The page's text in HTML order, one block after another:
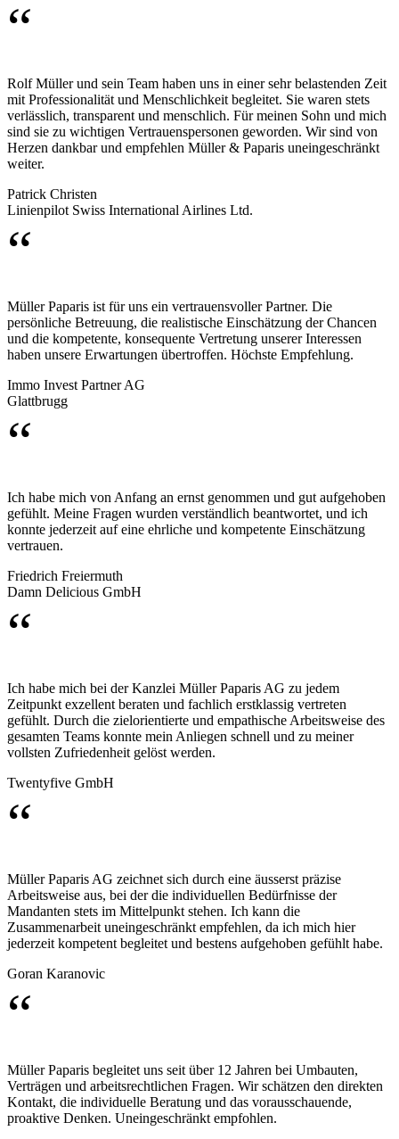
“
Rolf Müller und sein Team haben uns in einer sehr belastenden Zeit
mit Professionalität und Menschlichkeit begleitet. Sie waren stets
verlässlich, transparent und menschlich. Für meinen Sohn und mich
sind sie zu wichtigen Vertrauenspersonen geworden. Wir sind von
Herzen dankbar und empfehlen Müller & Paparis uneingeschränkt
weiter.
Patrick Christen
Linienpilot Swiss International Airlines Ltd.
“
Müller Paparis ist für uns ein vertrauensvoller Partner. Die
persönliche Betreuung, die realistische Einschätzung der Chancen
und die kompetente, konsequente Vertretung unserer Interessen
haben unsere Erwartungen übertroffen. Höchste Empfehlung.
Immo Invest Partner AG
Glattbrugg
“
Ich habe mich von Anfang an ernst genommen und gut aufgehoben
gefühlt. Meine Fragen wurden verständlich beantwortet, und ich
konnte jederzeit auf eine ehrliche und kompetente Einschätzung
vertrauen.
Friedrich Freiermuth
Damn Delicious GmbH
“
Ich habe mich bei der Kanzlei Müller Paparis AG zu jedem
Zeitpunkt exzellent beraten und fachlich erstklassig vertreten
gefühlt. Durch die zielorientierte und empathische Arbeitsweise des
gesamten Teams konnte mein Anliegen schnell und zu meiner
vollsten Zufriedenheit gelöst werden.
Twentyfive GmbH
“
Müller Paparis AG zeichnet sich durch eine äusserst präzise
Arbeitsweise aus, bei der die individuellen Bedürfnisse der
Mandanten stets im Mittelpunkt stehen. Ich kann die
Zusammenarbeit uneingeschränkt empfehlen, da ich mich hier
jederzeit kompetent begleitet und bestens aufgehoben gefühlt habe.
Goran Karanovic
“
Müller Paparis begleitet uns seit über 12 Jahren bei Umbauten,
Verträgen und arbeitsrechtlichen Fragen. Wir schätzen den direkten
Kontakt, die individuelle Beratung und das vorausschauende,
proaktive Denken. Uneingeschränkt empfohlen.